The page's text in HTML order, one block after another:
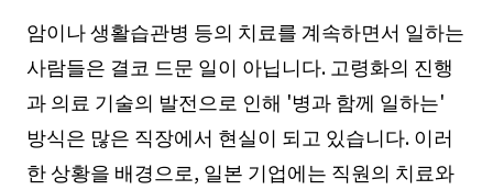
암이나 생활습관병 등의 치료를 계속하면서 일하는
사람들은 결코 드문 일이 아닙니다. 고령화의 진행
과 의료 기술의 발전으로 인해 '병과 함께 일하는'
방식은 많은 직장에서 현실이 되고 있습니다. 이러
한 상황을 배경으로, 일본 기업에는 직원의 치료와